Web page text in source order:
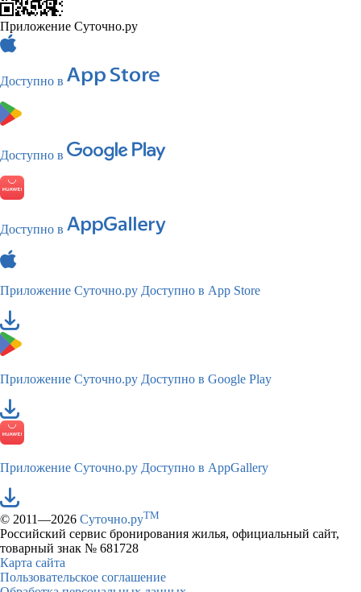
Приложение Суточно.ру
Доступно в
Доступно в
Доступно в
Приложение Суточно.ру Доступно в App Store
Приложение Суточно.ру Доступно в Google Play
Приложение Суточно.ру Доступно в AppGallery
© 2011—2026 Суточно.руTM
Российский сервис бронирования жилья, официальный сайт,
товарный знак № 681728
Карта сайта
Пользовательское соглашение